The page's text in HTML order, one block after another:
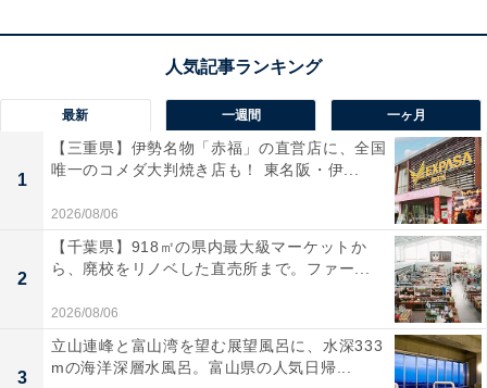
画像出典：Amazon
USB-C×2、USB-A×1の合計3ポート構成
で、スマホ・タ
ブレット・ノートPCを同時に急速充電可能。単ポート使
用時は最大65W出力に対応し、MacBookやSurfaceなど
のノートPCもフルスピード充電ができます。折りたたみ
式プラグを採用し、
約130gと軽量・コンパクト設計で、
出張や旅行の持ち運びにも最適。さらに、過電圧・過電
流・温度保護などの安全回路を内蔵し、長時間使用でも
最新 一週間 一ヶ月
1
【三重県】伊勢名物「赤福」の直営店に、全国
唯一のコメダ大判焼き店も！ 東名阪・伊...
2026/08/06
2
【千葉県】918㎡の県内最大級マーケットか
ら、廃校をリノベした直売所まで。ファー...
2026/08/06
3
立山連峰と富山湾を望む展望風呂に、水深333
mの海洋深層水風呂。富山県の人気日帰...